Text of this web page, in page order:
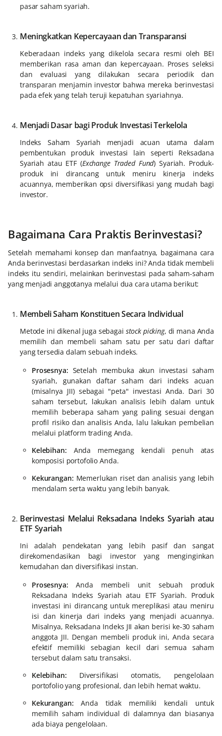
pasar saham syariah.
Meningkatkan Kepercayaan dan Transparansi
Keberadaan indeks yang dikelola secara resmi oleh BEI
memberikan rasa aman dan kepercayaan. Proses seleksi
dan evaluasi yang dilakukan secara periodik dan
transparan menjamin investor bahwa mereka berinvestasi
pada efek yang telah teruji kepatuhan syariahnya.
Menjadi Dasar bagi Produk Investasi Terkelola
Indeks Saham Syariah menjadi acuan utama dalam
pembentukan produk investasi lain seperti Reksadana
Syariah atau ETF (Exchange Traded Fund) Syariah. Produk-
produk ini dirancang untuk meniru kinerja indeks
acuannya, memberikan opsi diversifikasi yang mudah bagi
investor.
Bagaimana Cara Praktis Berinvestasi?
Setelah memahami konsep dan manfaatnya, bagaimana cara
Anda berinvestasi berdasarkan indeks ini? Anda tidak membeli
indeks itu sendiri, melainkan berinvestasi pada saham-saham
yang menjadi anggotanya melalui dua cara utama berikut:
Membeli Saham Konstituen Secara Individual
Metode ini dikenal juga sebagai stock picking, di mana Anda
memilih dan membeli saham satu per satu dari daftar
yang tersedia dalam sebuah indeks.
Prosesnya: Setelah membuka akun investasi saham
syariah, gunakan daftar saham dari indeks acuan
(misalnya JII) sebagai "peta" investasi Anda. Dari 30
saham tersebut, lakukan analisis lebih dalam untuk
memilih beberapa saham yang paling sesuai dengan
profil risiko dan analisis Anda, lalu lakukan pembelian
melalui platform trading Anda.
Kelebihan: Anda memegang kendali penuh atas
komposisi portofolio Anda.
Kekurangan: Memerlukan riset dan analisis yang lebih
mendalam serta waktu yang lebih banyak.
Berinvestasi Melalui Reksadana Indeks Syariah atau
ETF Syariah
Ini adalah pendekatan yang lebih pasif dan sangat
direkomendasikan bagi investor yang menginginkan
kemudahan dan diversifikasi instan.
Prosesnya: Anda membeli unit sebuah produk
Reksadana Indeks Syariah atau ETF Syariah. Produk
investasi ini dirancang untuk mereplikasi atau meniru
isi dan kinerja dari indeks yang menjadi acuannya.
Misalnya, Reksadana Indeks JII akan berisi ke-30 saham
anggota JII. Dengan membeli produk ini, Anda secara
efektif memiliki sebagian kecil dari semua saham
tersebut dalam satu transaksi.
Kelebihan: Diversifikasi otomatis, pengelolaan
portofolio yang profesional, dan lebih hemat waktu.
Kekurangan: Anda tidak memiliki kendali untuk
memilih saham individual di dalamnya dan biasanya
ada biaya pengelolaan.